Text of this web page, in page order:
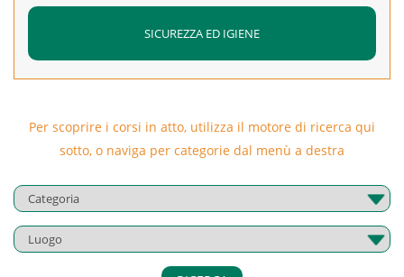
SICUREZZA ED IGIENE
Per scoprire i corsi in atto, utilizza il motore di ricerca qui
sotto, o naviga per categorie dal menù a destra